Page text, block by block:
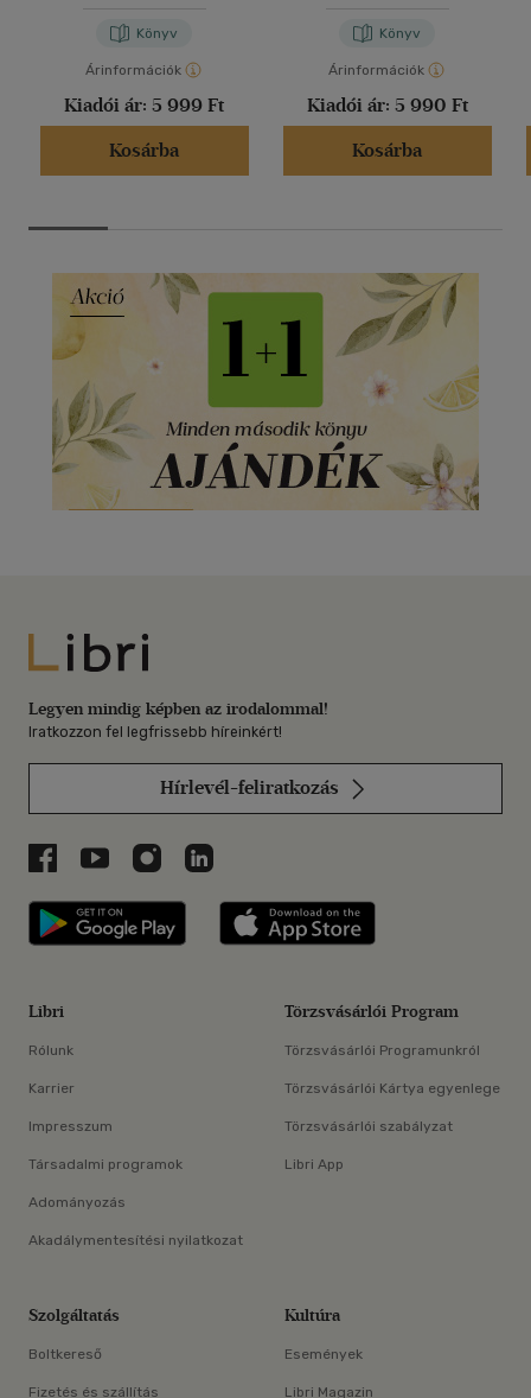
Könyv
Árinformációk
Kiadói ár: 5 999 Ft
Kosárba
Könyv
Árinformációk
Kiadói ár: 5 990 Ft
Kosárba
Libri
Legyen mindig képben az irodalommal!
Iratkozzon fel legfrissebb híreinkért!
Hírlevél-feliratkozás
Libri a Facebookon
Libri a Youtube-on
Libri az Instagramon
Libri a LinkedInen
Libri applikáció Szerezd meg: Google
Libri
Rólunk
Karrier
Impresszum
Társadalmi programok
Adományozás
Akadálymentesítési nyilatkozat
Törzsvásárlói Program
Törzsvásárlói Programunkról
Törzsvásárlói Kártya egyenlege
Törzsvásárlói szabályzat
Libri App
Szolgáltatás
Boltkereső
Fizetés és szállítás
Kultúra
Események
Libri Magazin